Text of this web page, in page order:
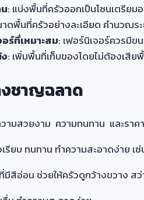
: แบ่งพื้นที่ครัวออกเป็นโซนเตรียม
ดพื้นที่ครัวอย่างละเอียด คำนวณร
ร์ที่เหมาะสม: เฟอร์นิเจอร์ควรมี
: เพิ่มพื้นที่เก็บของโดยไม่ต้องเสีย
งชาญฉลาด
มสวยงาม ความทนทาน และราคา
รียบ ทนทาน ทำความสะอาดง่าย เ
สีอ่อน ช่วยให้ครัวดูกว้างขวาง สว่